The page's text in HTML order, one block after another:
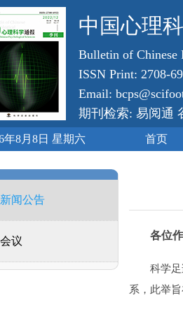
中国心理
Bulletin of Chinese
ISSN Print: 2708-
Email:
期刊检索: 易阅通
年8月8日 星期六 首页
新闻公告
会议 各位
科学
系，此举